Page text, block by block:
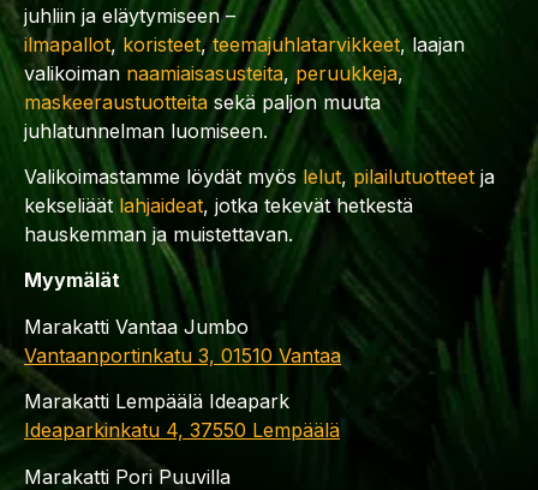
juhliin ja eläytymiseen –
ilmapallot, koristeet,teemajuhlatarvikkeet, laajan
valikoiman naamiaisasusteita, peruukkeja,
maskeeraustuotteita sekä paljon muuta
juhlatunnelman luomiseen.
Valikoimastamme löydät myös lelut,pilailutuotteet ja
kekseliäät lahjaideat, jotka tekevät hetkestä
hauskemman ja muistettavan.
Myymälät
Marakatti Vantaa Jumbo
Vantaanportinkatu 3, 01510 Vantaa
Marakatti Lempäälä Ideapark
Ideaparkinkatu 4, 37550 Lempäälä
Marakatti Pori Puuvilla